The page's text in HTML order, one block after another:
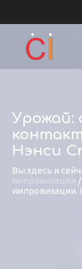
Урожай:
Нэнси
Вы здесь и
импровизации /
импровизации.